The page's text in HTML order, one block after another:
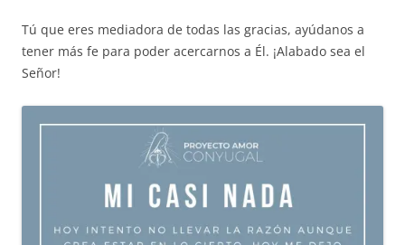
Tú que eres mediadora de todas las gracias, ayúdanos a
tener más fe para poder acercarnos a Él. ¡Alabado sea el
Señor!